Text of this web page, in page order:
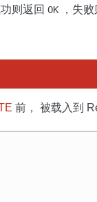
则返回 OK ，失
前， 被载入到